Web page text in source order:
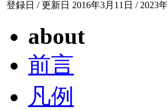
登録日 / 更新日 2016年3月11日 / 2023
about
前言
凡例